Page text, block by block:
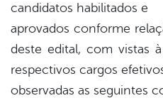
candidatos habilitados e
aprovados conforme
deste edital, com vistas
respectivos cargos
observadas as seguintes